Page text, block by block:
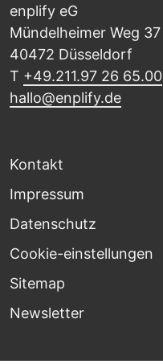
enplify eG
Mündelheimer Weg 37
40472 Düsseldorf
T +49.211.97 26 65.00
hallo@enplify.de
Kontakt
Impressum
Datenschutz
Cookie-einstellungen
Sitemap
Newsletter